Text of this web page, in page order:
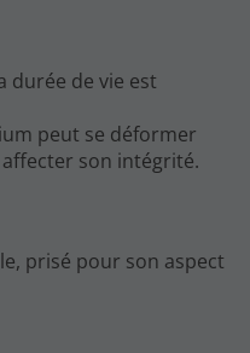
durée de vie est
peut se déformer
son intégrité.
prisé pour son aspect